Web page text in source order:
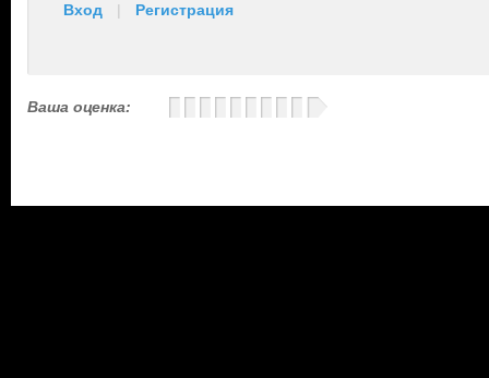
Вход | Регистрация
Ваша оценка: